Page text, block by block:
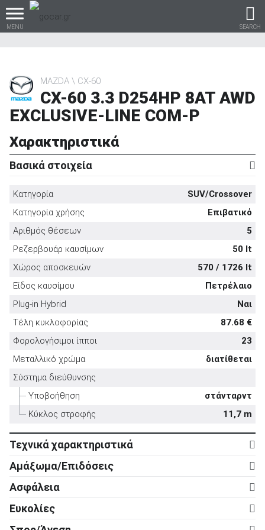
MENU SEARCH
Βρες τα πάντα για το
αυτοκίνητο!
Καινούρια
Μεταχειρισμένα
ΑΝΑΖΗΤΗΣΗ
Επιχειρήσεις
MAZDA CX-60
CX-60 3.3 D254HP 8AT AWD
EXCLUSIVE-LINE COM-P
Χαρακτηριστικά
Βασικά στοιχεία
Κατηγορία
SUV/Crossover
Κατηγορία χρήσης
Επιβατικό
Αριθμός θέσεων
5
Ρεζερβουάρ καυσίμων
50 lt
Χώρος αποσκευών
570 / 1726 lt
Είδος καυσίμου
Πετρέλαιο
Plug-in Hybrid
Ναι
Τέλη κυκλοφορίας
87.68 €
Φορολογήσιμοι ίπποι
23
Μεταλλικό χρώμα
διατίθεται
Σύστημα διεύθυνσης
Υποβοήθηση
στάνταρντ
Κύκλος στροφής
11,7 m
Τεχνικά χαρακτηριστικά
Κινητήρας
Κύλινδροι
6
Βαλβίδες
24
Κυβισμός
3.283 cc
Ισχύς
254 ps
Αμάξωμα/Επιδόσεις
Αμάξωμα
Τύπος
5d
Αριθμός θυρών
5
Ασφάλεια
Ενεργητική ασφάλεια
ABS
στάνταρντ
Ευκολίες
Ρυθμιζόμενο τιμόνι σε ύψος